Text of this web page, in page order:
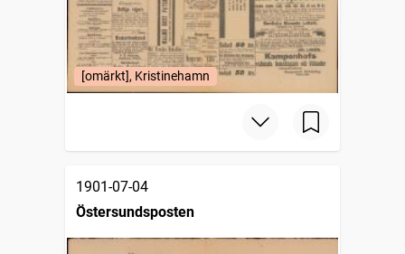
[omärkt], Kristinehamn
1901-07-04
Östersundsposten